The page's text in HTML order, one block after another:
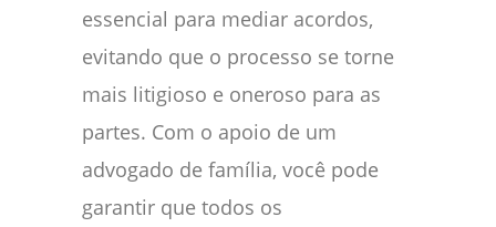
essencial para mediar acordos,
evitando que o processo se torne
mais litigioso e oneroso para as
partes. Com o apoio de um
advogado de família, você pode
garantir que todos os